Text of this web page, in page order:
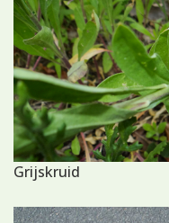
Grijskruid